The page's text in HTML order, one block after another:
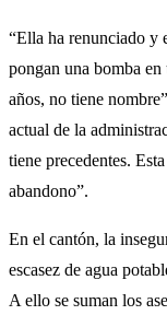
“Ella ha renunciado y
pongan una bomba
años, no tiene
actual de la
tiene precedentes.
abandono”.
En el cantón, la
escasez de agua
A ello se suman los